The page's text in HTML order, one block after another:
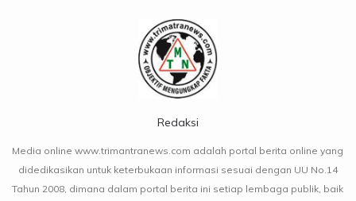
Redaksi
Media online www.trimantranews.com adalah portal berita online yang
didedikasikan untuk keterbukaan informasi sesuai dengan UU No.14
Tahun 2008, dimana dalam portal berita ini setiap lembaga publik, baik